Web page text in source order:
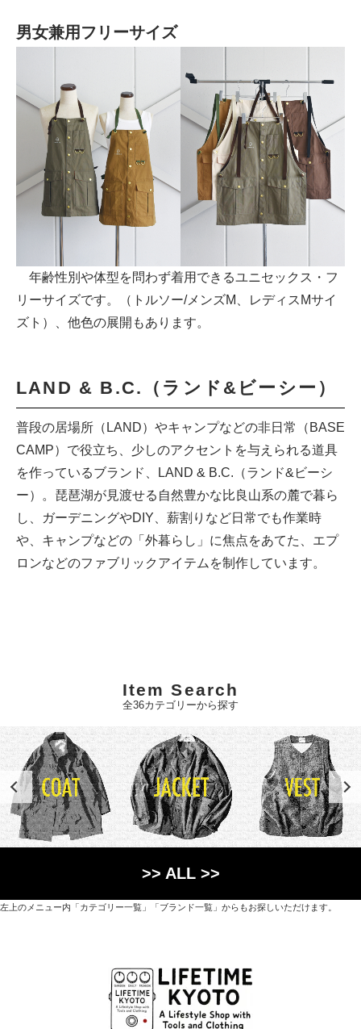
男女兼用フリーサイズ
年齢性別や体型を問わず着用できるユニセックス・フ
リーサイズです。（トルソー/メンズM、レディスMサイ
ズト）、他色の展開もあります。
LAND & B.C.（ランド&ビーシー）
普段の居場所（LAND）やキャンプなどの非日常（BASE
CAMP）で役立ち、少しのアクセントを与えられる道具
を作っているブランド、LAND & B.C.（ランド&ビーシ
ー）。琵琶湖が見渡せる自然豊かな比良山系の麓で暮ら
し、ガーデニングやDIY、薪割りなど日常でも作業時
や、キャンプなどの「外暮らし」に焦点をあてた、エプ
ロンなどのファブリックアイテムを制作しています。
Item Search
全36カテゴリーから探す
>> ALL >>
左上のメニュー内「カテゴリー一覧」「ブランド一覧」からもお探しいただけます。
オリジナルを含むファッションアイテムが中心の
京都・紫野にあるライフスタイルショップです。
京都府京都市北区紫野上築山町21（1階と2階）